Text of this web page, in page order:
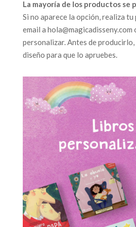
La mayoría de los productos se
Si no aparece la opción, realiza tu
email a hola@magicadisseny.com
personalizar. Antes de
diseño para que lo apruebes.